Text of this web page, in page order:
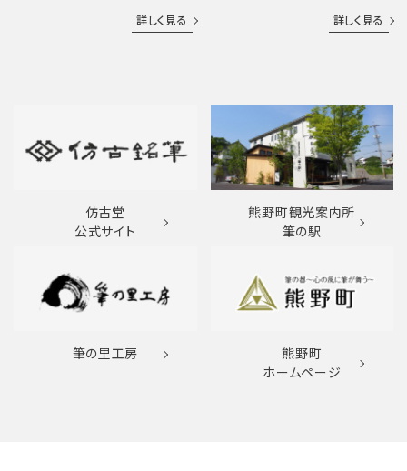
詳しく見る 詳しく見る
仿古堂
公式サイト
熊野町観光案内所
筆の駅
筆の里工房
熊野町
ホームページ